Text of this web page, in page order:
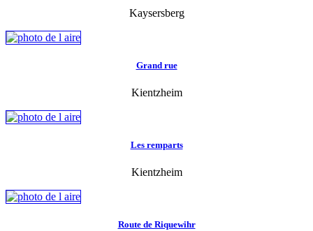
Kaysersberg
Grand rue
Kientzheim
Les remparts
Kientzheim
Route de Riquewihr